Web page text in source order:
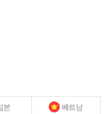
본 베트남